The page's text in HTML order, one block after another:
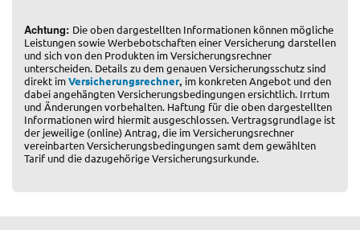
Achtung: Die oben dargestellten Informationen können mögliche
Leistungen sowie Werbebotschaften einer Versicherung darstellen
und sich von den Produkten im Versicherungsrechner
unterscheiden. Details zu dem genauen Versicherungsschutz sind
direkt imVersicherungsrechner, im konkreten Angebot und den
dabei angehängten Versicherungsbedingungen ersichtlich. Irrtum
und Änderungen vorbehalten. Haftung für die oben dargestellten
Informationen wird hiermit ausgeschlossen. Vertragsgrundlage ist
der jeweilige (online) Antrag, die im Versicherungsrechner
vereinbarten Versicherungsbedingungen samt dem gewählten
Tarif und die dazugehörige Versicherungsurkunde.